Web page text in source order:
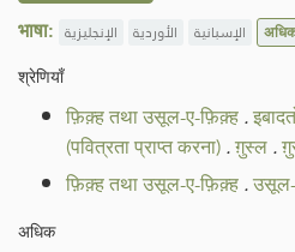
भाषा: الإنجليزية الأوردية الإسبانية
श्रेणियाँ
फ़िक़्ह तथा उसूल-ए-फ़िक़्ह.
(पवित्रता प्राप्त करना).ग़ुस्ल.
फ़िक़्ह तथा उसूल-ए-फ़िक़्ह.
अधिक